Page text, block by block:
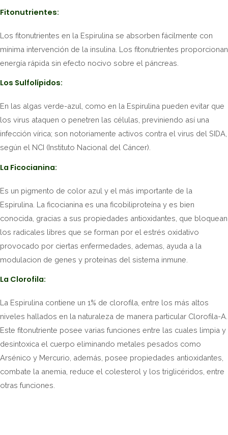
Fitonutrientes:
Los fitonutrientes en la Espirulina se absorben fácilmente con
mínima intervención de la insulina. Los fitonutrientes proporcionan
energía rápida sin efecto nocivo sobre el páncreas.
Los Sulfolípidos:
En las algas verde-azul, como en la Espirulina pueden evitar que
los virus ataquen o penetren las células, previniendo así una
infección vírica; son notoriamente activos contra el virus del SIDA,
según el NCI (Instituto Nacional del Cáncer).
La Ficocianina:
Es un pigmento de color azul y el más importante de la
Espirulina. La ficocianina es una ficobiliproteína y es bien
conocida, gracias a sus propiedades antioxidantes, que bloquean
los radicales libres que se forman por el estrés oxidativo
provocado por ciertas enfermedades, ademas, ayuda a la
modulacion de genes y proteínas del sistema inmune.
La Clorofila:
La Espirulina contiene un 1% de clorofila, entre los más altos
niveles hallados en la naturaleza de manera particular Clorofila-A.
Este fitonutriente posee varias funciones entre las cuales limpia y
desintoxica el cuerpo eliminando metales pesados como
Arsénico y Mercurio, además, posee propiedades antioxidantes,
combate la anemia, reduce el colesterol y los triglicéridos, entre
otras funciones.